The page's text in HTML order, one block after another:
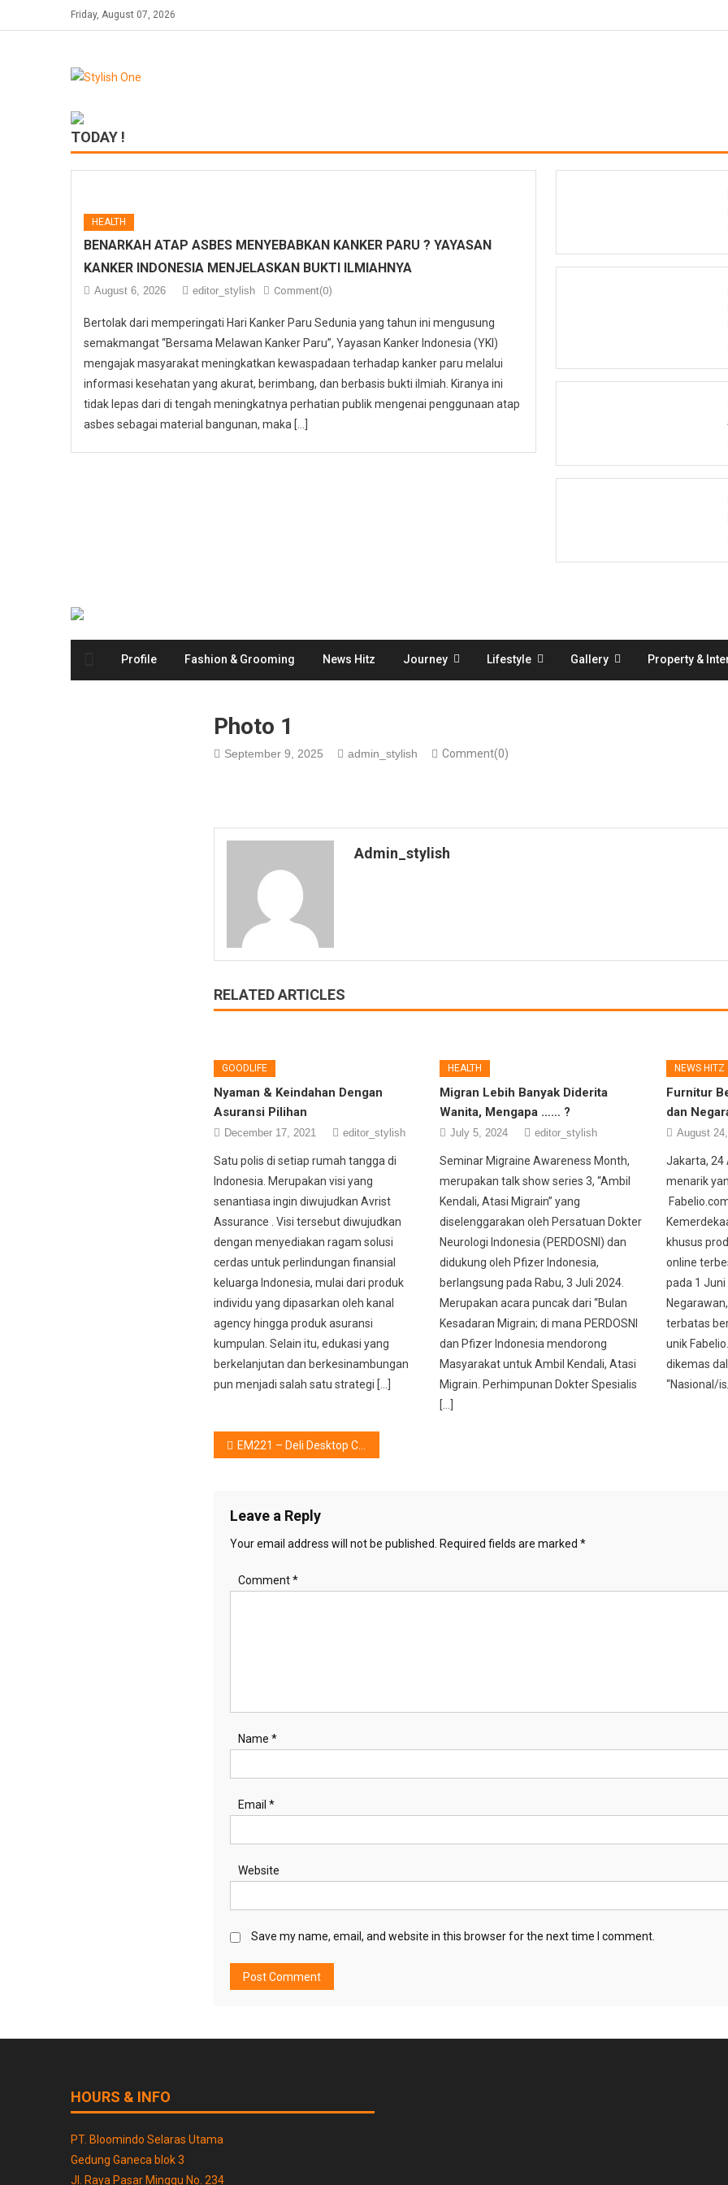
to
Friday, August 07, 2026
TODAY !
HEALTH
BENARKAH ATAP ASBES MENYEBABKAN KANKER PARU ? YAYASAN
KANKER INDONESIA MENJELASKAN BUKTI ILMIAHNYA
August 6, 2026 editor_stylish Comment(0)
Bertolak dari memperingati Hari Kanker Paru Sedunia yang tahun ini mengusung
semakmangat “Bersama Melawan Kanker Paru”, Yayasan Kanker Indonesia (YKI)
mengajak masyarakat meningkatkan kewaspadaan terhadap kanker paru melalui
informasi kesehatan yang akurat, berimbang, dan berbasis bukti ilmiah. Kiranya ini
tidak lepas dari di tengah meningkatnya perhatian publik mengenai penggunaan atap
asbes sebagai material bangunan, maka […]
Profile Fashion & Grooming News Hitz Journey Lifestyle Gallery Property &
Photo 1
September 9, 2025 admin_stylish Comment(0)
Admin_stylish
RELATED ARTICLES
GOODLIFE
Nyaman & Keindahan Dengan
Asuransi Pilihan
December 17, 2021 editor_stylish
Satu polis di setiap rumah tangga di
Indonesia. Merupakan visi yang
senantiasa ingin diwujudkan Avrist
Assurance . Visi tersebut diwujudkan
dengan menyediakan ragam solusi
cerdas untuk perlindungan finansial
keluarga Indonesia, mulai dari produk
individu yang dipasarkan oleh kanal
agency hingga produk asuransi
kumpulan. Selain itu, edukasi yang
berkelanjutan dan berkesinambungan
pun menjadi salah satu strategi […]
HEALTH
Migran Lebih Banyak Diderita
Wanita, Mengapa …… ?
July 5, 2024 editor_stylish
Seminar Migraine Awareness Month,
merupakan talk show series 3, “Ambil
Kendali, Atasi Migrain” yang
diselenggarakan oleh Persatuan Dokter
Neurologi Indonesia (PERDOSNI) dan
didukung oleh Pfizer Indonesia,
berlangsung pada Rabu, 3 Juli 2024.
Merupakan acara puncak dari “Bulan
Kesadaran Migrain; di mana PERDOSNI
dan Pfizer Indonesia mendorong
Masyarakat untuk Ambil Kendali, Atasi
Migrain. Perhimpunan Dokter Spesialis
[…]
NEWS HITZ
Furnitur
dan
August
Jakarta, 24
menarik
khusus
online
pada 1 Juni
terbatas
unik
dikemas
“Nasional/
Post
EM221 – Deli Desktop Calculator Hadir dengan 7 Keunggulan, Cek di Sini !
Leave a Reply
Your email address will not be published. Required fields are marked *
Comment*
Name *
Email *
Website
Save my name, email, and website in this browser for the next time I comment.
HOURS & INFO
PT. Bloomindo Selaras Utama
Gedung Ganeca blok 3
Jl. Raya Pasar Minggu No. 234